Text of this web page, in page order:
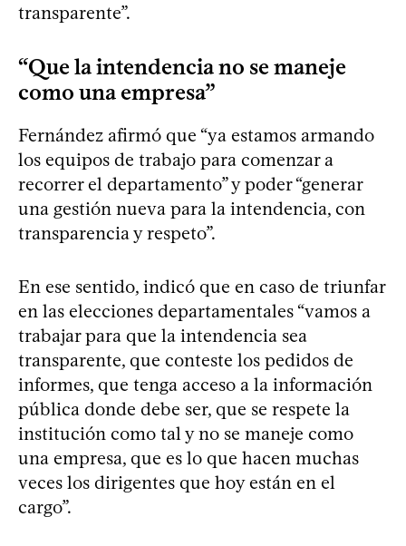
transparente”.
“Que la intendencia no se maneje
como una empresa”
Fernández afirmó que “ya estamos armando
los equipos de trabajo para comenzar a
recorrer el departamento” y poder “generar
una gestión nueva para la intendencia, con
transparencia y respeto”.
En ese sentido, indicó que en caso de triunfar
en las elecciones departamentales “vamos a
trabajar para que la intendencia sea
transparente, que conteste los pedidos de
informes, que tenga acceso a la información
pública donde debe ser, que se respete la
institución como tal y no se maneje como
una empresa, que es lo que hacen muchas
veces los dirigentes que hoy están en el
cargo”.